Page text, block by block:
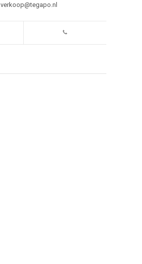
verkoop@tegapo.nl